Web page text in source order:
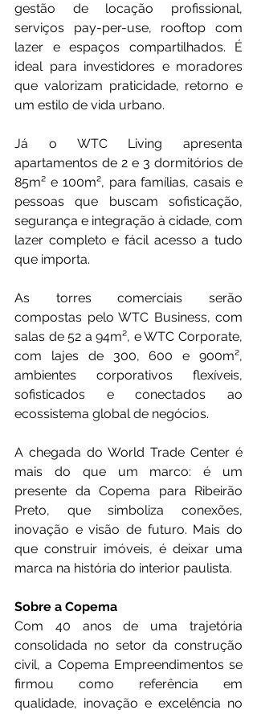
gestão de locação profissional,
serviços pay-per-use, rooftop com
lazer e espaços compartilhados. É
ideal para investidores e moradores
que valorizam praticidade, retorno e
um estilo de vida urbano.
Já o WTC Living apresenta
apartamentos de 2 e 3 dormitórios de
85m² e 100m², para famílias, casais e
pessoas que buscam sofisticação,
segurança e integração à cidade, com
lazer completo e fácil acesso a tudo
que importa.
As torres comerciais serão
compostas pelo WTC Business, com
salas de 52 a 94m², e WTC Corporate,
com lajes de 300, 600 e 900m²,
ambientes corporativos flexíveis,
sofisticados e conectados ao
ecossistema global de negócios.
A chegada do World Trade Center é
mais do que um marco: é um
presente da Copema para Ribeirão
Preto, que simboliza conexões,
inovação e visão de futuro. Mais do
que construir imóveis, é deixar uma
marca na história do interior paulista.
Sobre a Copema
Com 40 anos de uma trajetória
consolidada no setor da construção
civil, a Copema Empreendimentos se
firmou como referência em
qualidade, inovação e excelência no